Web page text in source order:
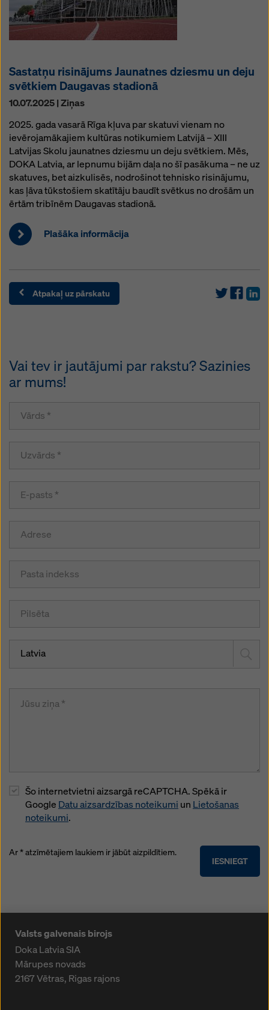
Sastatņu risinājums Jaunatnes dziesmu un deju
svētkiem Daugavas stadionā
10.07.2025 | Ziņas
2025. gada vasarā Rīga kļuva par skatuvi vienam no
ievērojamākajiem kultūras notikumiem Latvijā – XIII
Latvijas Skolu jaunatnes dziesmu un deju svētkiem. Mēs,
DOKA Latvia, ar lepnumu bijām daļa no šī pasākuma – ne uz
skatuves, bet aizkulisēs, nodrošinot tehnisko risinājumu,
kas ļāva tūkstošiem skatītāju baudīt svētkus no drošām un
ērtām tribīnēm Daugavas stadionā.
Plašāka informācija
Atpakaļ uz pārskatu
Vai tev ir jautājumi par rakstu? Sazinies
ar mums!
Latvia
Šo internetvietni aizsargā reCAPTCHA. Spēkā ir
Google Datu aizsardzības noteikumi un Lietošanas
noteikumi.
IESNIEGT
Ar * atzīmētajiem laukiem ir jābūt aizpildītiem.
Valsts galvenais birojs
Doka Latvia SIA
Mārupes novads
2167Vētras, Rigas rajons